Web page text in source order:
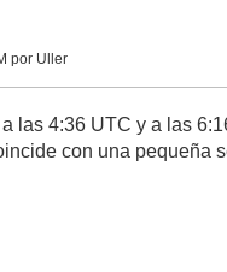
por Uller
las 4:36 UTC y a las
con una pequeña